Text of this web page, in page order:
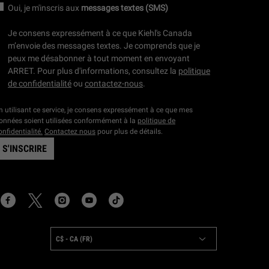
Oui, je m'inscris aux messages textes (SMS)
Je consens expressément à ce que Kiehl's Canada
m’envoie des messages textes. Je comprends que je
peux me désabonner à tout moment en envoyant
ARRET. Pour plus d'informations, consultez la politique
de confidentialitéou contactez-nous.
utilisant ce service, je consens expressément à ce que mes
soient utilisées conformément à la politique de
Contactez nous pour plus de détails.
S'INSCRIRE
C$ - CA (FR)